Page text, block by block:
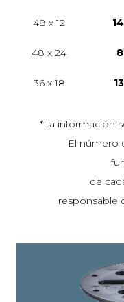
48 x 12
48 x 24
36 x 18
*La información
El número
de
responsable